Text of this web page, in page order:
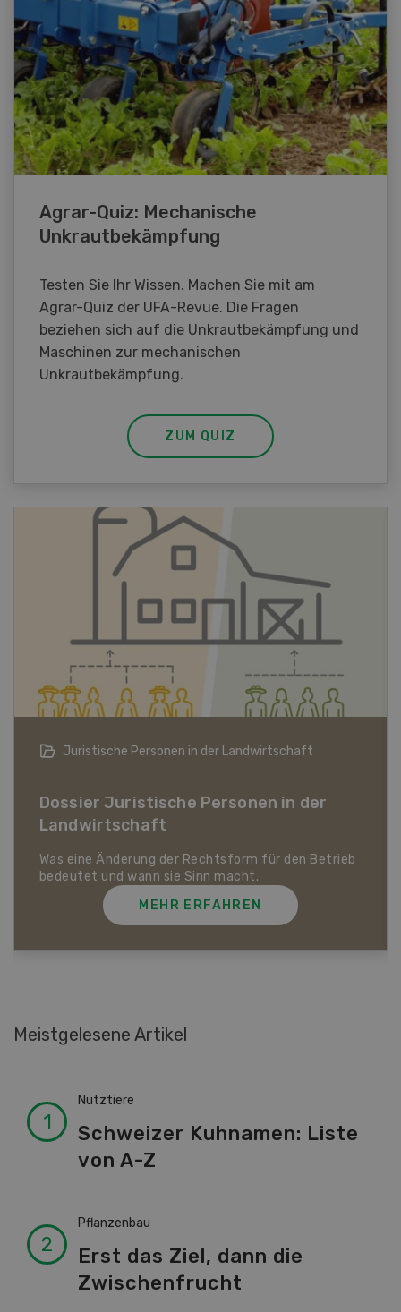
Agrar-Quiz: Mechanische
Unkrautbekämpfung
Testen Sie Ihr Wissen. Machen Sie mit am
Agrar-Quiz der UFA-Revue. Die Fragen
beziehen sich auf die Unkrautbekämpfung und
Maschinen zur mechanischen
Unkrautbekämpfung.
ZUM QUIZ
Bio-Artikel
Dossier Bio-Artikel
MEHR ERFAHREN
Meistgelesene Artikel
Nutztiere
Schweizer Kuhnamen: Liste
von A-Z
Pflanzenbau
Erst das Ziel, dann die
Zwischenfrucht